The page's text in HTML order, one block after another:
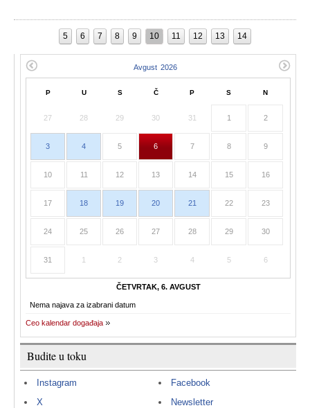
5 6 7 8 9 10 11 12 13 14
P U S Č P S N
27 28 29 30 31 1 2
3 4 5 6 7 8 9
10 11 12 13 14 15 16
17 18 19 20 21 22 23
24 25 26 27 28 29 30
31 1 2 3 4 5 6
ČETVRTAK, 6. AVGUST
Nema najava za izabrani datum
Ceo kalendar događaja
Budite u toku
Instagram
X
Facebook
Newsletter